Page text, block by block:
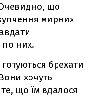
що
мирних
по них.
брехати
хочуть
що їм вдалося